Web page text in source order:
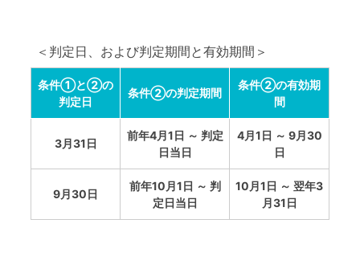
動
投
OwnersBook
＜判定日、および判定期間と有効期間＞
条件①と②の
判定日
条件②の判定期間
条件②の有効期
間
3月31日
前年4月1日 ～ 判定
日当日
4月1日 ～ 9月30
日
9月30日
前年10月1日 ～ 判
定日当日
10月1日 ～ 翌年3
月31日